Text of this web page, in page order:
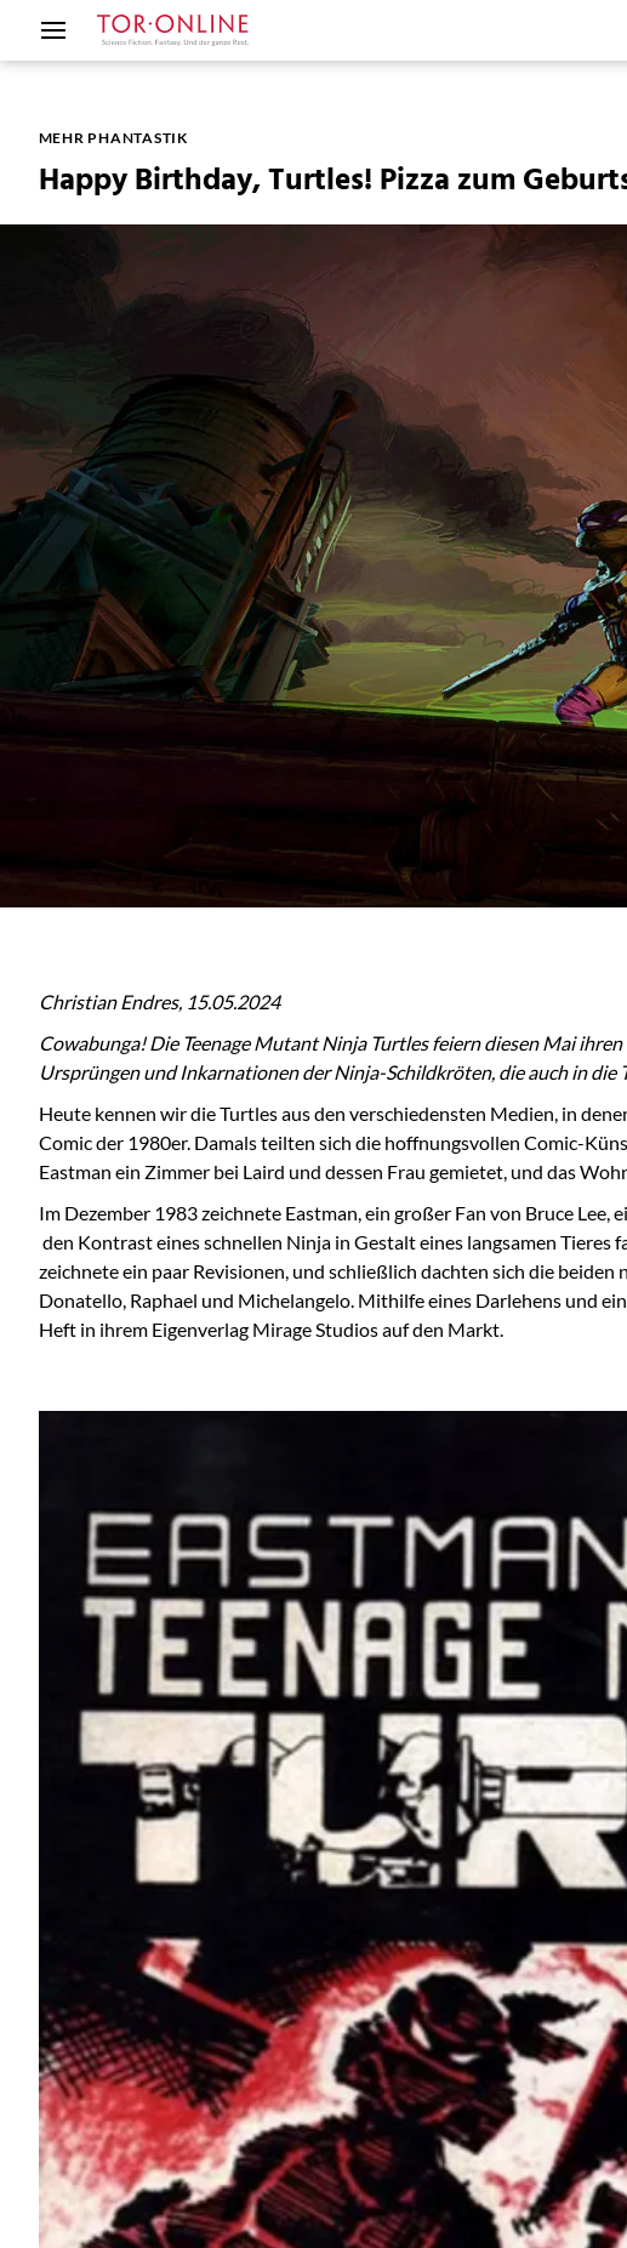
MEHR PHANTASTIK
Happy Birthday, Turtles! Pizza zum
Christian Endres, 15.05.2024
Cowabunga! Die Teenage Mutant Ninja Turtles feiern diesen Mai
Ursprüngen und Inkarnationen der Ninja-Schildkröten, die auch in
Heute kennen wir die Turtles aus den verschiedensten Medien, in
Comic der 1980er. Damals teilten sich die hoffnungsvollen Comic-
Eastman ein Zimmer bei Laird und dessen Frau gemietet, und das
Im Dezember 1983 zeichnete Eastman, ein großer Fan von Bruce
den Kontrast eines schnellen Ninja in Gestalt eines langsamen
zeichnete ein paar Revisionen, und schließlich dachten sich die
Donatello, Raphael und Michelangelo. Mithilfe eines Darlehens und
Heft in ihrem Eigenverlag Mirage Studios auf den Markt.